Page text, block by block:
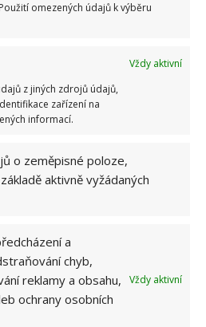
omezených údajů k výběru
Vždy aktivní
z jiných zdrojů údajů,
zařízení na
informací.
o zeměpisné poloze,
aktivně vyžádaných
a
chyb,
reklamy a obsahu,
ochrany osobních
Vždy aktivní
VÁNOCE